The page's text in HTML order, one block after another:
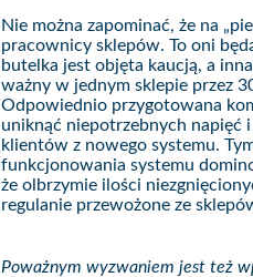
Nie można zapominać, że na
pracownicy sklepów. To oni
butelka jest objęta kaucją, a
ważny w jednym sklepie przez
Odpowiednio przygotowana
uniknąć niepotrzebnych napięć
klientów z nowego systemu.
funkcjonowania systemu
że olbrzymie ilości
regulanie przewożone ze
Poważnym wyzwaniem jest też